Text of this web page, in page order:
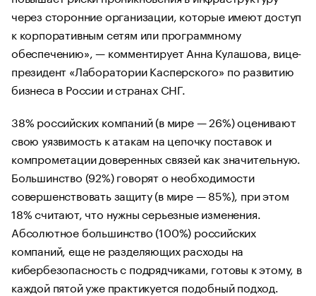
через сторонние организации, которые имеют доступ
к корпоративным сетям или программному
обеспечению», — комментирует Анна Кулашова, вице-
президент «Лаборатории Касперского» по развитию
бизнеса в России и странах СНГ.
38% российских компаний (в мире — 26%) оценивают
свою уязвимость к атакам на цепочку поставок и
компрометации доверенных связей как значительную.
Большинство (92%) говорят о необходимости
совершенствовать защиту (в мире — 85%), при этом
18% считают, что нужны серьезные изменения.
Абсолютное большинство (100%) российских
компаний, еще не разделяющих расходы на
кибербезопасность с подрядчиками, готовы к этому, в
каждой пятой уже практикуется подобный подход.